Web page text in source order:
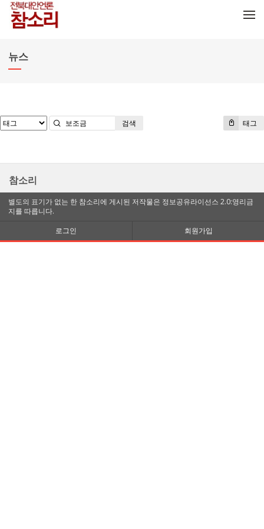
뉴스
태그
검색
참소리
별도의 표기가 없는 한 참소리에 게시된 저작물은 정보공유라이선스 2.0:영리금
지를 따릅니다.
로그인
회원가입